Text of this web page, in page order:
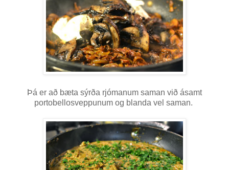
Þá er að bæta sýrða rjómanum saman við ásamt
portobellosveppunum og blanda vel saman.